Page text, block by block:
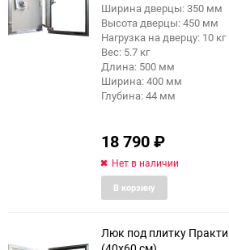
еще 4 фото
Ширина дверцы: 350 мм
Высота дверцы: 450 мм
Нагрузка на дверцу: 10 кг
Вес: 5.7 кг
Длина: 500 мм
Ширина: 400 мм
Глубина: 44 мм
18 790₽
Нет в наличии
В корзину
Люк под плитку